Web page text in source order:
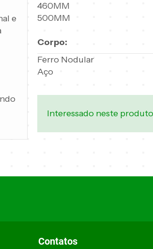
e
460MM
500MM
Corpo:
Ferro Nodular
Aço
Interessado neste
Contatos